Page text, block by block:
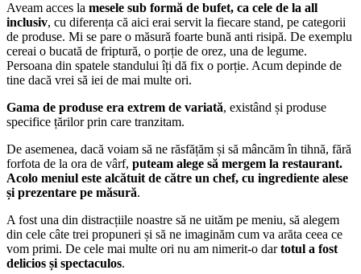
Aveam acces la mesele sub formă de bufet, ca cele de la all
inclusiv, cu diferența că aici erai servit la fiecare stand, pe categorii
de produse. Mi se pare o măsură foarte bună anti risipă. De exemplu
cereai o bucată de friptură, o porție de orez, una de legume.
Persoana din spatele standului îți dă fix o porție. Acum depinde de
tine dacă vrei să iei de mai multe ori.
Gama de produse era extrem de variată, existând și produse
specifice țărilor prin care tranzitam.
De asemenea, dacă voiam să ne răsfățăm și să mâncăm în tihnă, fără
forfota de la ora de vârf, puteam alege să mergem la restaurant.
Acolo meniul este alcătuit de către un chef, cu ingrediente alese
și prezentare pe măsură.
A fost una din distracțiile noastre să ne uităm pe meniu, să alegem
din cele câte trei propuneri și să ne imaginăm cum va arăta ceea ce
vom primi. De cele mai multe ori nu am nimerit-o dartotul a fost
delicios și spectaculos.